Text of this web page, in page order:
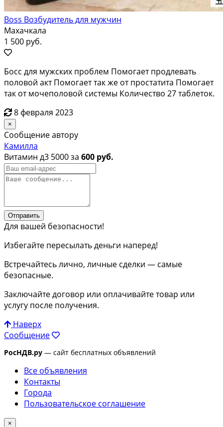
Boss Возбудитель для мужчин
Махачкала
1 500 руб.
Босс для мужских проблем Помогает продлевать
половой акт Помогает так же от простатита Помогает
так от мочеполовой системы Количество 27 таблеток.
8 февраля 2023
×
Сообщение автору
Камилла
Витамин д3 5000 за 600 руб.
Отправить
Для вашей безопасности!
Избегайте пересылать деньги наперед!
Встречайтесь лично, личные сделки — самые
безопасные.
Заключайте договор или оплачивайте товар или
услугу после получения.
Наверх
Сообщение
РосНДВ.ру — сайт бесплатных объявлений
Все объявления
Контакты
Города
Пользовательское соглашение
×